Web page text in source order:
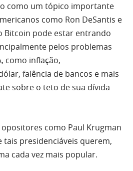
como um tópico importante
como Ron DeSantis e
Bitcoin pode estar entrando
pelos problemas
como inflação,
falência de bancos e mais
sobre o teto de sua dívida
como Paul Krugman
tais presidenciáveis querem,
cada vez mais popular.